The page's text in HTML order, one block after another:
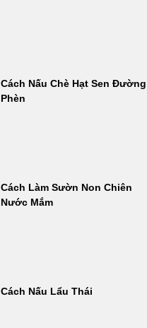
Cách Nấu Chè Hạt Sen Đường
Phèn
Cách Làm Sườn Non Chiên
Nước Mắm
Cách Nấu Lẩu Thái